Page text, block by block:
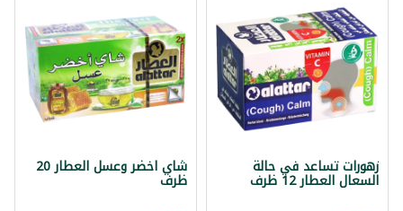
زهورات تساعد في حالة
السعال العطار 12 ظرف
شاي اخضر وعسل العطار 20
ظرف